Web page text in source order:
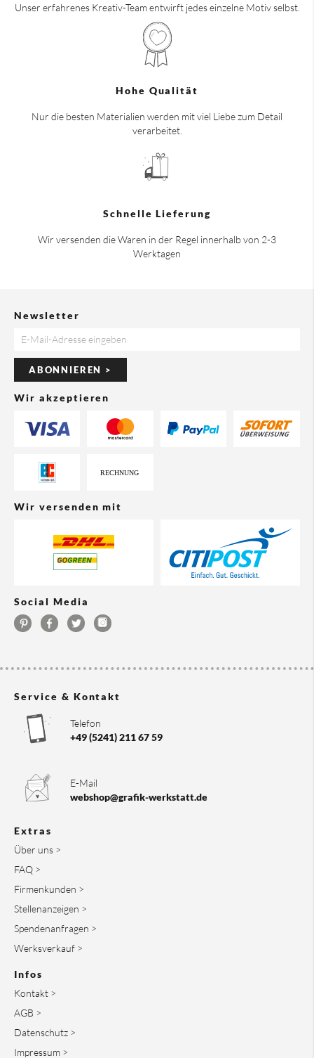
Unser erfahrenes Kreativ-Team entwirft jedes einzelne Motiv selbst.
Hohe Qualität
Nur die besten Materialien werden mit viel Liebe zum Detail
verarbeitet.
Schnelle Lieferung
Wir versenden die Waren in der Regel innerhalb von 2-3
Werktagen
Newsletter
ABONNIEREN >
Wir akzeptieren
Wir versenden mit
Social Media
Service & Kontakt
Telefon
+49 (5241) 211 67 59
E-Mail
webshop@grafik-werkstatt.de
Extras
Über uns >
FAQ >
Firmenkunden >
Stellenanzeigen >
Spendenanfragen >
Werksverkauf >
Infos
Kontakt >
AGB >
Datenschutz >
Impressum >